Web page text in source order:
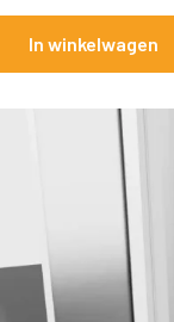
In winkelwagen